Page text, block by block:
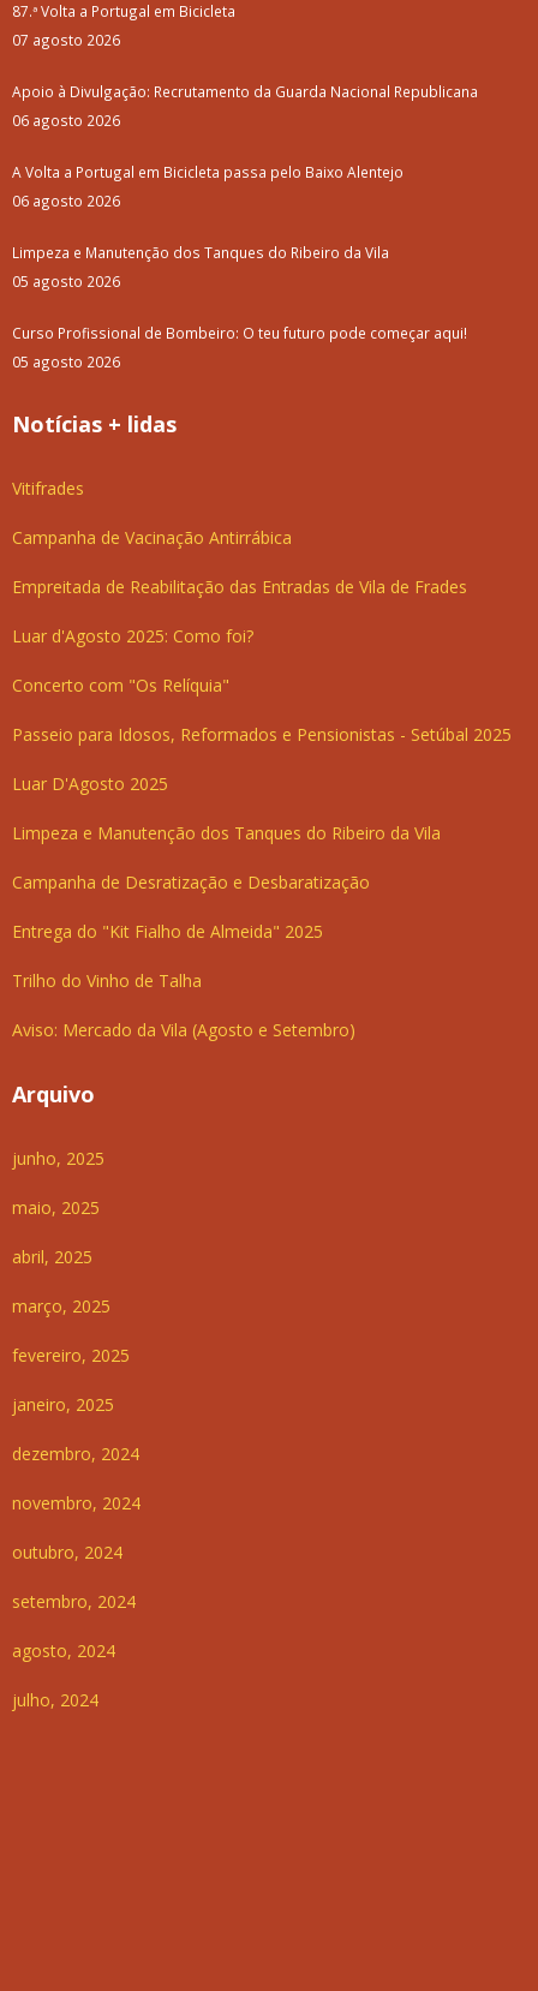
87.ª Volta a Portugal em Bicicleta
07 agosto 2026
Apoio à Divulgação: Recrutamento da Guarda Nacional Republicana
06 agosto 2026
A Volta a Portugal em Bicicleta passa pelo Baixo Alentejo
06 agosto 2026
Limpeza e Manutenção dos Tanques do Ribeiro da Vila
05 agosto 2026
Curso Profissional de Bombeiro: O teu futuro pode começar aqui!
05 agosto 2026
Notícias + lidas
Vitifrades
Campanha de Vacinação Antirrábica
Empreitada de Reabilitação das Entradas de Vila de Frades
Luar d'Agosto 2025: Como foi?
Concerto com "Os Relíquia"
Passeio para Idosos, Reformados e Pensionistas - Setúbal 2025
Luar D'Agosto 2025
Limpeza e Manutenção dos Tanques do Ribeiro da Vila
Campanha de Desratização e Desbaratização
Entrega do "Kit Fialho de Almeida" 2025
Trilho do Vinho de Talha
Aviso: Mercado da Vila (Agosto e Setembro)
Arquivo
junho, 2025
maio, 2025
abril, 2025
março, 2025
fevereiro, 2025
janeiro, 2025
dezembro, 2024
novembro, 2024
outubro, 2024
setembro, 2024
agosto, 2024
julho, 2024